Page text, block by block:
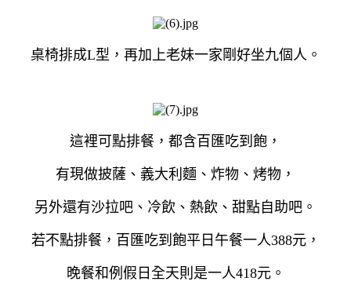
桌椅排成L型，再加上老妹一家剛好坐九個人。
這裡可點排餐，都含百匯吃到飽，
有現做披薩、義大利麵、炸物、烤物，
另外還有沙拉吧、冷飲、熱飲、甜點自助吧。
若不點排餐，百匯吃到飽平日午餐一人388元，
晚餐和例假日全天則是一人418元。